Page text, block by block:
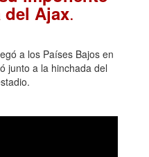
imponente
Ajax.
a los Países Bajos en
a la hinchada del